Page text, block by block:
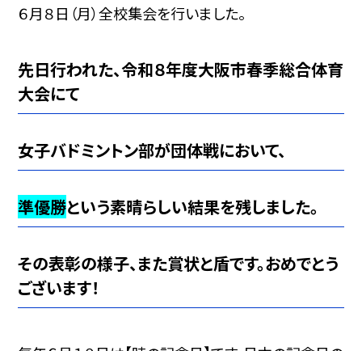
６月８日（月）全校集会を行いました。
先日行われた、令和８年度大阪市春季総合体育
大会にて
女子バドミントン部が団体戦において、
準優勝という素晴らしい結果を残しました。
その表彰の様子、また賞状と盾です。おめでとう
ございます！